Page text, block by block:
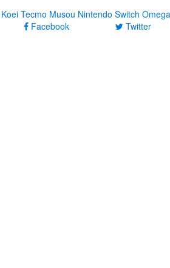
Koei Tecmo Musou Nintendo Switch
Facebook Twitter